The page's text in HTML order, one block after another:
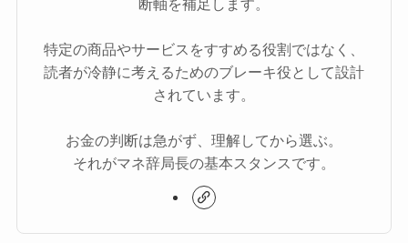
特定の商品やサービスをすすめる役割ではなく、
読者が冷静に考えるためのブレーキ役として設計
されています。
お金の判断は急がず、理解してから選ぶ。
それがマネ辞局長の基本スタンスです。